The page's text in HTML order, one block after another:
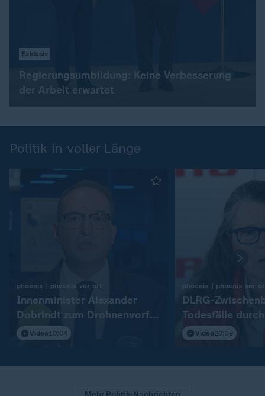
Exklusiv
Regierungsumbildung: Keine Verbesserung
der Arbeit erwartet
Politik in voller Länge
phoenix | phoenix vor ort
Innenminister Alexander
Dobrindt zum Drohnenvorfall
in Leipzig/Halle
Video 10:04
phoenix | phoenix vor
DLRG-
Todesfälle
2026
Video28:39